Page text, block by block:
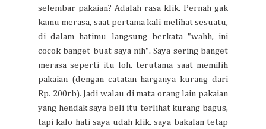
selembar pakaian? Adalah rasa klik. Pernah gak
kamu merasa, saat pertama kali melihat sesuatu,
di dalam hatimu langsung berkata "wahh, ini
cocok banget buat saya nih". Saya sering banget
merasa seperti itu loh, terutama saat memilih
pakaian (dengan catatan harganya kurang dari
Rp. 200rb). Jadi walau di mata orang lain pakaian
yang hendak saya beli itu terlihat kurang bagus,
tapi kalo hati saya udah klik, saya bakalan tetap